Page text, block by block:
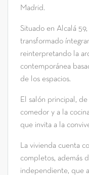
Madrid.
Situado en Alcalá
transformado
reinterpretando la
contemporánea
de los espacios.
El salón principal, de
comedor y a la
que invita a la
La vivienda cuenta
completos, además
independiente, que